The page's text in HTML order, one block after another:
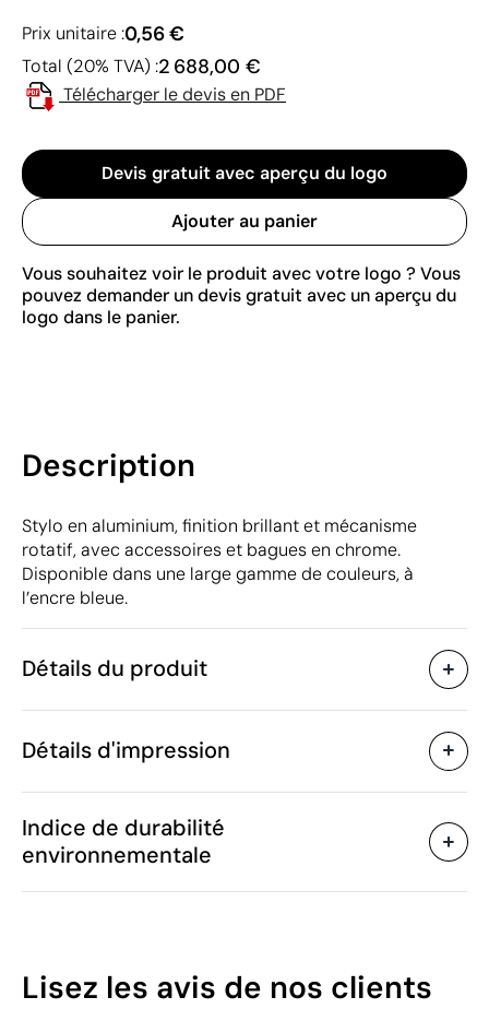
Prix unitaire :0,56 €
Total (20% TVA) :2 688,00 €
Télécharger le devis en PDF
Devis gratuit avec aperçu du logo
Ajouter au panier
Vous souhaitez voir le produit avec votre logo ? Vous
pouvez demander un devis gratuit avec un aperçu du
logo dans le panier.
Description
Stylo en aluminium, finition brillant et mécanisme
rotatif, avec accessoires et bagues en chrome.
Disponible dans une large gamme de couleurs, à
l’encre bleue.
Détails du produit
Caractéristiques
Code du produit
Poids
Matière
Chine
Dans notre collection
Décembre 2022
Détails d'impression
Indice de durabilité
environnementale
34
Lisez les avis de nos clients